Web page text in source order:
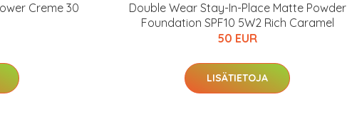
Creme 30
Double Wear Stay-In-Place Matte Powder
Foundation SPF10 5W2 Rich Caramel
50 EUR
LISÄTIETOJA
Kauppa
IdealofMeDin tuotteet -20 %!
terveystarkastus
nyt vain 200 €